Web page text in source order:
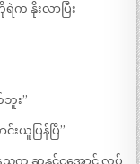
နိုးလာပြီး
း”
ယူပြန်ပြီ”
ညက ဆုနှင့်ငအောင် လုပ်